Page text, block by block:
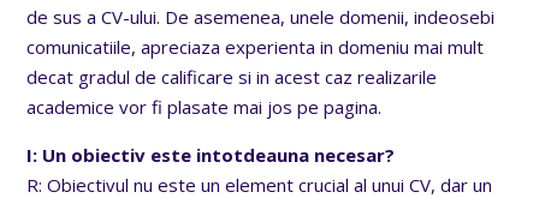
de sus a CV-ului. De asemenea, unele domenii, indeosebi
comunicatiile, apreciaza experienta in domeniu mai mult
decat gradul de calificare si in acest caz realizarile
academice vor fi plasate mai jos pe pagina.
I: Un obiectiv este intotdeauna necesar?
R: Obiectivul nu este un element crucial al unui CV, dar un